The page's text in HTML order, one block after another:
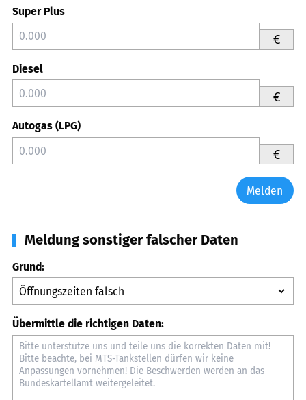
Super Plus
€
Diesel
€
Autogas (LPG)
€
Melden
Meldung sonstiger falscher Daten
Grund:
Übermittle die richtigen Daten: